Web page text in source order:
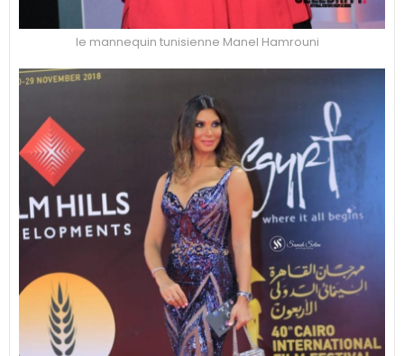
le mannequin tunisienne Manel Hamrouni